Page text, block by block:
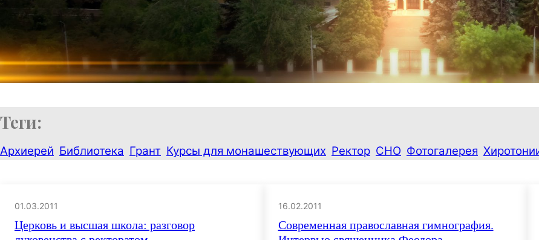
Теги:
Архиерей Библиотека Грант Курсы для монашествующих Ректор СНО Фотогалерея
01.03.2011
Церковь и высшая школа: разговор
16.02.2011
Современная православная гимнография.